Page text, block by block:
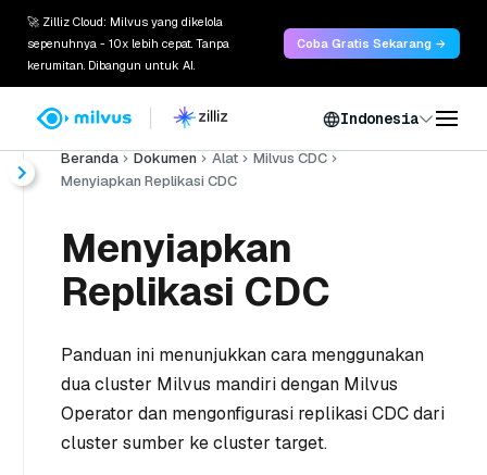
🚀 Zilliz Cloud: Milvus yang dikelola
sepenuhnya - 10x lebih cepat. Tanpa
kerumitan. Dibangun untuk AI.
Coba Gratis Sekarang →
Indonesia
Beranda Dokumen Alat
Milvus CDC
Menyiapkan Replikasi CDC
Menyiapkan
Replikasi CDC
Panduan ini menunjukkan cara menggunakan
dua cluster Milvus mandiri dengan Milvus
Operator dan mengonfigurasi replikasi CDC dari
cluster sumber ke cluster target.